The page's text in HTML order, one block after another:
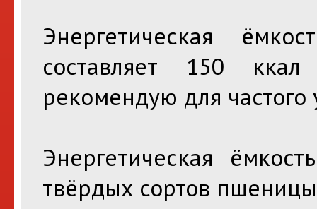
Энергетическая
составляет 150
рекомендую для частого
Энергетическая
твёрдых сортов пшеницы